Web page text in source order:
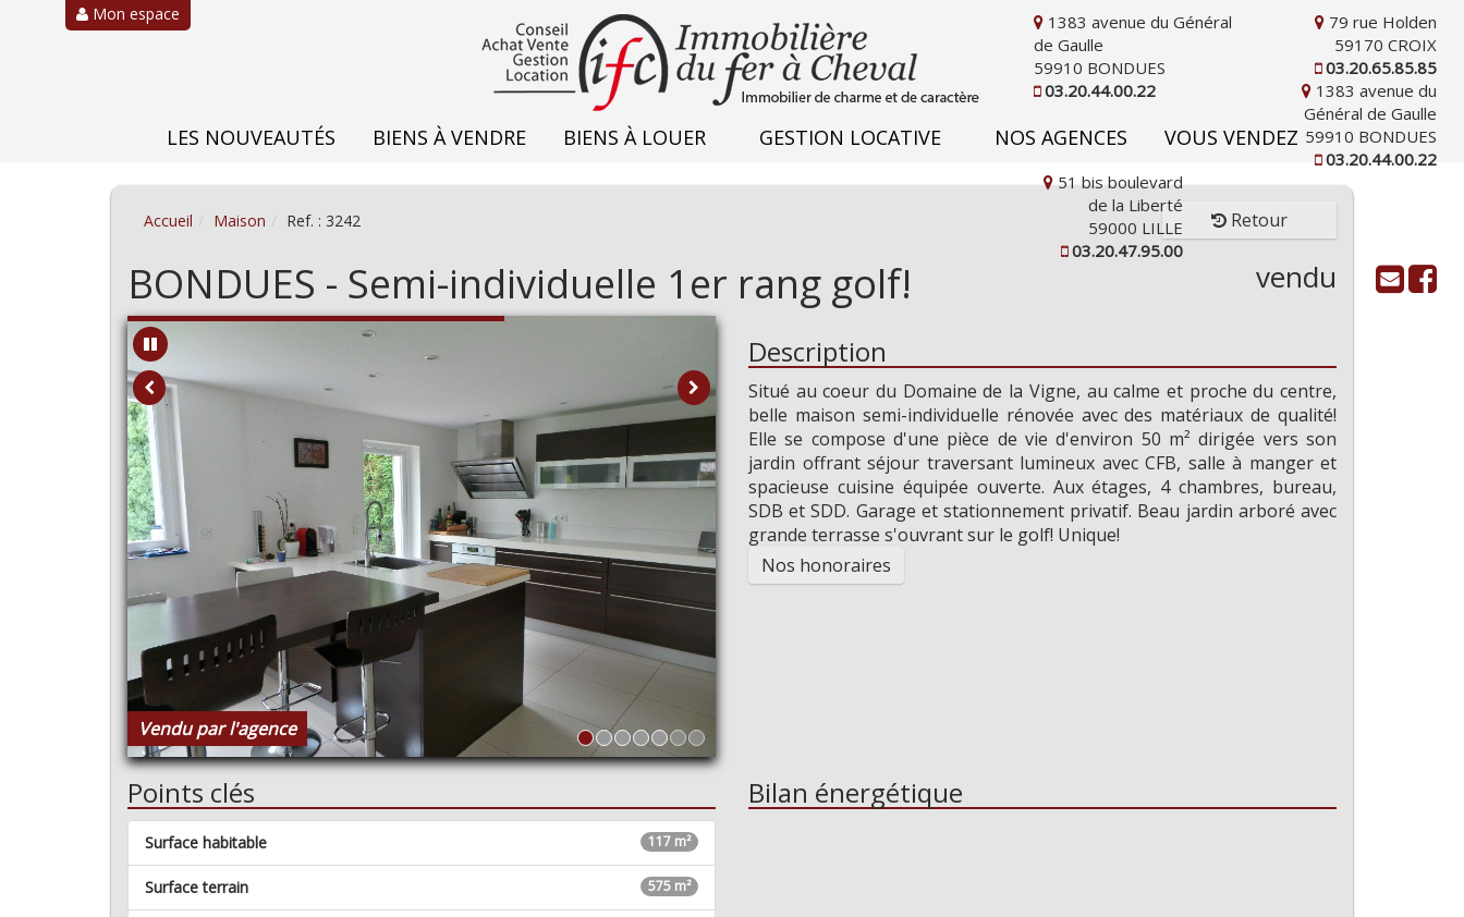
Mon espace
LES NOUVEAUTÉS BIENS À VENDRE BIENS À LOUER GESTION LOCATIVE NOS AGENCES VOUS VENDEZ
1383 avenue du Général
de Gaulle
59910 BONDUES
03.20.44.00.22
79 rue Holden
59170 CROIX
03.20.65.85.85
1383 avenue du
Général de Gaulle
59910 BONDUES
03.20.44.00.22
51 bis boulevard
de la Liberté
59000 LILLE
03.20.47.95.00
Accueil Maison Ref. : 3242 Retour
BONDUES - Semi-individuelle 1er rang golf! vendu
Vendu par l'agence
Plus d'informations
Voulez-vous plus de photos?
Description
Situé au coeur du Domaine de la Vigne, au calme et proche du centre,
belle maison semi-individuelle rénovée avec des matériaux de qualité!
Elle se compose d'une pièce de vie d'environ 50 m² dirigée vers son
jardin offrant séjour traversant lumineux avec CFB, salle à manger et
spacieuse cuisine équipée ouverte. Aux étages, 4 chambres, bureau,
SDB et SDD. Garage et stationnement privatif. Beau jardin arboré avec
grande terrasse s'ouvrant sur le golf! Unique!
Nos honoraires
Points clés
117 m²
Surface habitable
575 m²
Surface terrain
Bilan énergétique